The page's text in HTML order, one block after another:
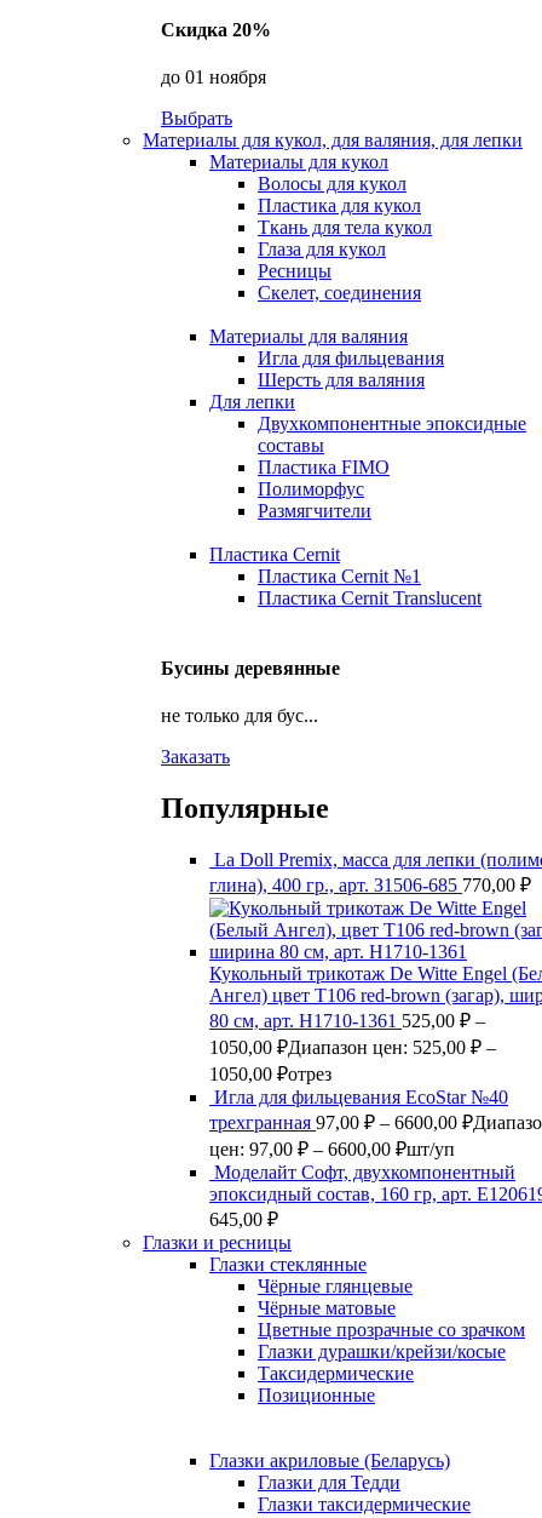
Скидка 20%
до 01 ноября
Выбрать
Материалы для кукол, для валяния, для лепки
Материалы для кукол
Волосы для кукол
Пластика для кукол
Ткань для тела кукол
Глаза для кукол
Ресницы
Скелет, соединения
Материалы для валяния
Игла для фильцевания
Шерсть для валяния
Для лепки
Двухкомпонентные эпоксидные
составы
Пластика FIMO
Полиморфус
Размягчители
Пластика Cernit
Пластика Cernit №1
Пластика Cernit Translucent
Бусины деревянные
не только для бус...
Заказать
Популярные
La Doll Premix, масса для лепки
глина), 400 гр., арт. З1506-685 770,00 ₽
Кукольный трикотаж De Witte Engel
Ангел) цвет Т106 red-brown (загар),
80 см, арт. Н1710-1361 525,00 ₽ –
1050,00 ₽Диапазон цен: 525,00 ₽ –
1050,00 ₽отрез
Игла для фильцевания EcoStar №40
трехгранная 97,00 ₽ – 6600,00 ₽
цен: 97,00 ₽ – 6600,00 ₽шт/уп
Моделайт Софт, двухкомпонентный
эпоксидный состав, 160 гр, арт.
645,00 ₽
Глазки и ресницы
Глазки стеклянные
Чёрные глянцевые
Чёрные матовые
Цветные прозрачные со зрачком
Глазки дурашки/крейзи/косые
Таксидермические
Позиционные
Глазки акриловые (Беларусь)
Глазки для Тедди
Глазки таксидермические